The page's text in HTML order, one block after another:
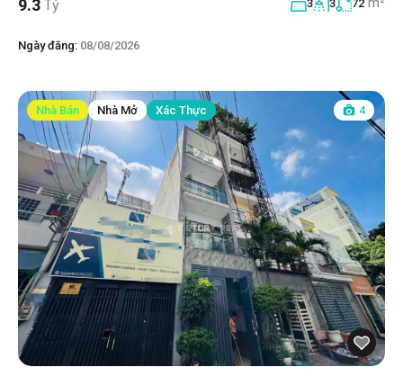
9.3 Tỷ 3 3 72
Ngày đăng: 08/08/2026
Nhà Bán Nhà Mở Xác Thực 4